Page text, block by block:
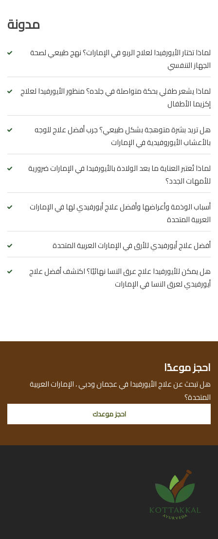
مدونة
لماذا تختار الأيورفيدا لعلاج الربو في الإمارات؟ نهج طبيعي لصحة
الجهاز التنفسي
لماذا يشعر طفلي بحكة متواصلة في جلده؟ منظور الأيورفيدا لعلاج
إكزيما الأطفال
هل تريد بشرة متوهجة بشكل طبيعي؟ جرب أفضل علاج للوجه
بالأعشاب الأيوروفيدية في الإمارات
لماذا تُعتبر العناية ما بعد الولادة بالأيورفيدا في الإمارات ضرورية
للأمهات الجدد؟
أسباب الوذمة وأعراضها وأفضل علاج أيورفيدي لها في الإمارات
العربية المتحدة
أفضل علاج أيورفيدي للأرق في الإمارات العربية المتحدة
هل يمكن للأيورفيدا علاج عرق النسا نهائيًا؟ اكتشف أفضل علاج
أيورفيدي لعرق النسا في الإمارات
احجز موعدًا
هل تبحث عن علاج الأيورفيدا في عجمان ودبي ، الإمارات العربية
المتحدة؟
احجز موعدك